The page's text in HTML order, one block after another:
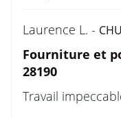
Laurence L. -
Fourniture et
28190
Travail